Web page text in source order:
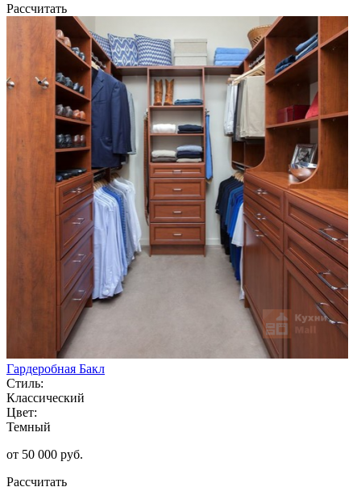
Рассчитать
Гардеробная Бакл
Стиль:
Классический
Цвет:
Темный
от 50 000 руб.
Рассчитать